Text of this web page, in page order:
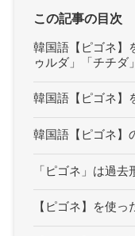
この記事の目次
韓国語【ピゴネ】
ゥルダ」「チチダ
韓国語【ピゴネ】
韓国語【ピゴネ】
「ピゴネ」は過去
【ピゴネ】を使